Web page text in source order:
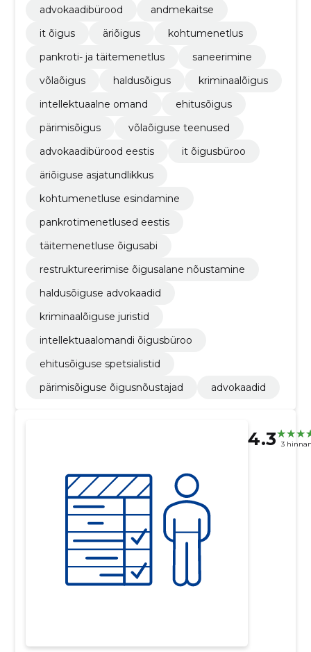
juristid
advokaadibürood
andmekaitse
it õigus
äriõigus
kohtumenetlus
pankroti- ja täitemenetlus
saneerimine
võlaõigus
haldusõigus
kriminaalõigus
intellektuaalne omand
ehitusõigus
pärimisõigus
võlaõiguse teenused
advokaadibürood eestis
it õigusbüroo
äriõiguse asjatundlikkus
kohtumenetluse esindamine
pankrotimenetlused eestis
täitemenetluse õigusabi
restruktureerimise õigusalane nõustamine
haldusõiguse advokaadid
kriminaalõiguse juristid
intellektuaalomandi õigusbüroo
ehitusõiguse spetsialistid
pärimisõiguse õigusnõustajad
advokaadid
4.3 3